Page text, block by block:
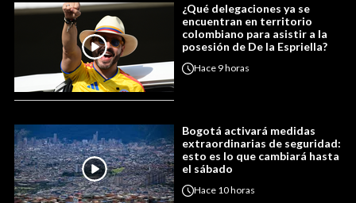
¿Qué delegaciones ya se
encuentran en territorio
colombiano para asistir a la
posesión de De la Espriella?
Hace 9 horas
Bogotá activará medidas
extraordinarias de seguridad:
esto es lo que cambiará hasta
el sábado
Hace 10 horas